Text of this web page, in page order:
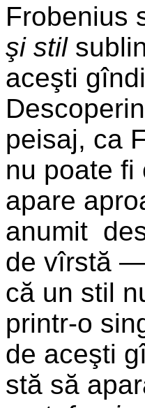
Frobenius
şi stil
aceşti
peisaj, ca
nu poate fi
apare
anumit
de vîrstă —
că un stil
printr-o
de aceşti
stă să